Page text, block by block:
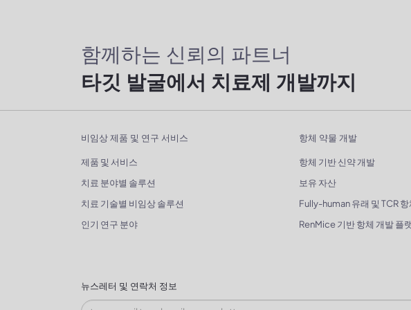
함께하는 신뢰의 파트너
타깃 발굴에서 치료제 개발까지
비임상 제품 및 연구 서비스
제품 및 서비스
치료 분야별 솔루션
치료 기술별 비임상 솔루션
인기 연구 분야
항체 약물 개발
항체 기반 신약 개발
보유 자산
Fully-human 유래 및 TCR
RenMice 기반 항체 개발 플
뉴스레터 및 연락처 정보